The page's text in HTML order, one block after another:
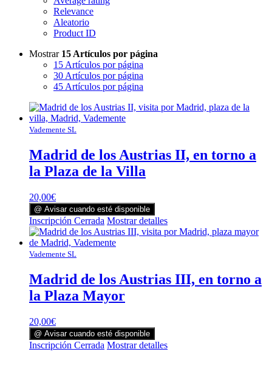
Relevance
Aleatorio
Product ID
Mostrar 15 Artículos por página
15 Artículos por página
30 Artículos por página
45 Artículos por página
Vademente SL
Madrid de los Austrias II, en torno a
la Plaza de la Villa
20,00€
@ Avisar cuando esté disponible
Inscripción Cerrada Mostrar detalles
Vademente SL
Madrid de los Austrias III, en torno a
la Plaza Mayor
20,00€
@ Avisar cuando esté disponible
Inscripción Cerrada Mostrar detalles